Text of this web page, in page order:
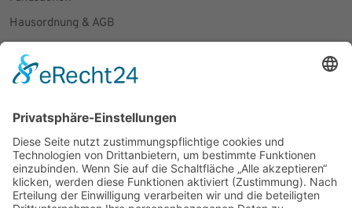
Hausordnung & AGB
Facebook
Instagram